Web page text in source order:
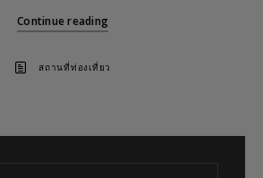
Continue reading
สถานที่ท่องเที่ยว